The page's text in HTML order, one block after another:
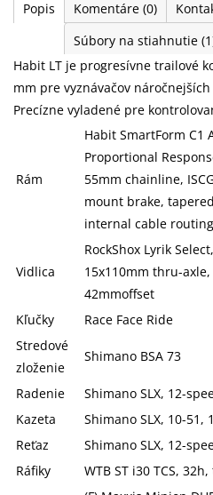
Popis Komentáre (0)
Súbory na stiahnutie
Habit LT je progresívne trailové
mm pre vyznávačov
Precízne vyladené pre
Rám
Habit SmartForm C1
Proportional
55mm chainline,
mount brake,
internal cable
Vidlica
RockShox Lyrik
15x110mm thru-
42mmoffset
Kľučky
Race Face Ride
Stredové
zloženie
Shimano BSA 73
Radenie
Shimano SLX, 12-
Kazeta
Shimano SLX, 10-51,
Reťaz
Shimano SLX, 12-
Ráfiky
WTB ST i30 TCS,